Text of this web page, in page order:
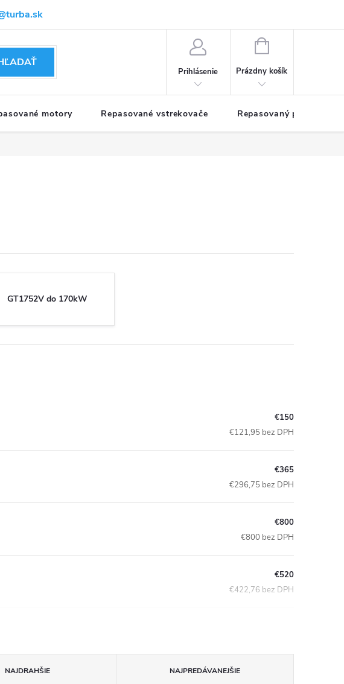
Prihlásenie
NÁKUPNÝ
Prázdny košík
motory Repasované vstrekovače Repasovaný pohon TDM
GT1752V do 170kW
€150
€121,95 bez DPH
€365
€296,75 bez DPH
€800
€800 bez DPH
€520
€422,76 bez DPH
NAJDRAHŠIE NAJPREDÁVANEJŠIE